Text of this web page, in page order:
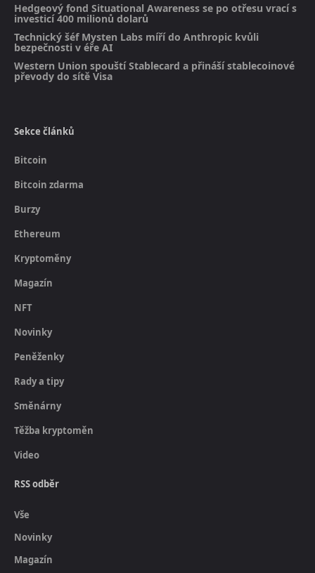
Hedgeový fond Situational Awareness se po otřesu vrací s
investicí 400 milionů dolarů
Technický šéf Mysten Labs míří do Anthropic kvůli
bezpečnosti v éře AI
Western Union spouští Stablecard a přináší stablecoinové
převody do sítě Visa
Sekce článků
Bitcoin
Bitcoin zdarma
Burzy
Ethereum
Kryptoměny
Magazín
NFT
Novinky
Peněženky
Rady a tipy
Směnárny
Těžba kryptoměn
Video
RSS odběr
Vše
Novinky
Magazín